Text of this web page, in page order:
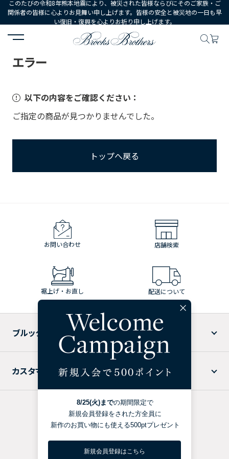
このたびの令和8年熊本地震により、被災された皆様ならびにそのご家族・ご
関係者の皆様に心よりお見舞い申し上げます。皆様の安全と被災地の一日も早
い復旧・復興を心よりお祈り申し上げます。
HOME
エラー
以下の内容をご確認ください：
ご指定の商品が見つかりませんでした。
トップへ戻る
お問い合わせ 店舗検索
裾上げ・お直し 配送について
ブルックス ブラザーズについて
カスタマーサービス
特定商取引法に基づく表記
プライバシーポリシー 利用規約